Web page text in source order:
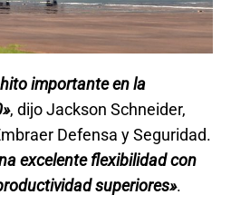
importante en la
, dijo Jackson Schneider,
Defensa y Seguridad.
excelente flexibilidad con
superiores».